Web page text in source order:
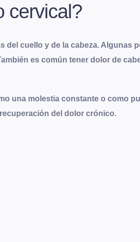
cervical?
del cuello y de la cabeza. Algunas
es común tener dolor de
una molestia constante o como
del dolor crónico.